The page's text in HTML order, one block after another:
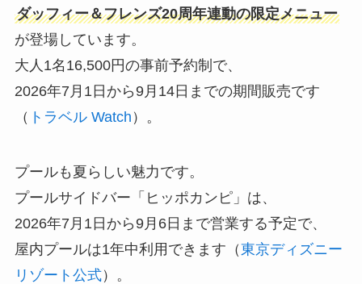
ダッフィー＆フレンズ20周年連動の限定メニュー
が登場しています。
大人1名16,500円の事前予約制で、
2026年7月1日から9月14日までの期間販売です
（ トラベル Watch ）。
プールも夏らしい魅力です。
プールサイドバー「ヒッポカンピ」は、
2026年7月1日から9月6日まで営業する予定で、
屋内プールは1年中利用できます（東京ディズニー
リゾート公式）。